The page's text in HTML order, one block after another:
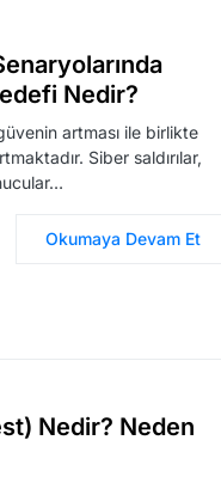
Nedir?
artması ile birlikte
Siber saldırılar,
Okumaya Devam Et
Nedir? Neden